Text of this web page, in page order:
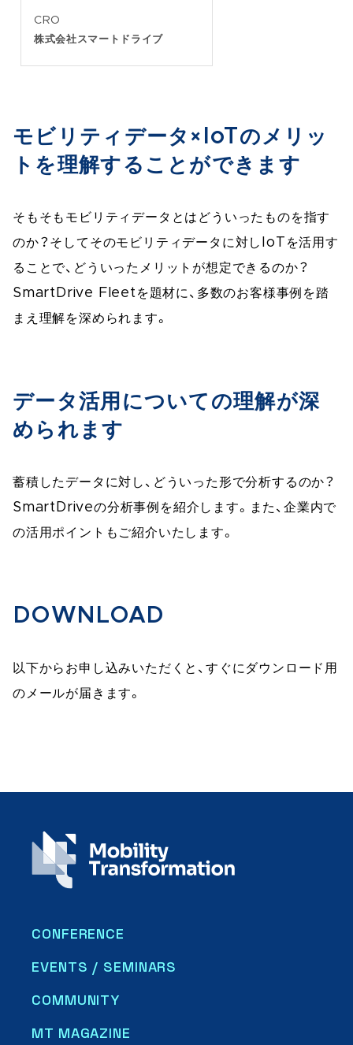
CRO
株式会社スマートドライブ
モビリティデータ×IoTのメリッ
トを理解することができます
そもそもモビリティデータとはどういったものを指す
のか？そしてそのモビリティデータに対しIoTを活用す
ることで、どういったメリットが想定できるのか？
SmartDrive Fleetを題材に、多数のお客様事例を踏
まえ理解を深められます。
データ活用についての理解が深
められます
蓄積したデータに対し、どういった形で分析するのか？
SmartDriveの分析事例を紹介します。また、企業内で
の活用ポイントもご紹介いたします。
DOWNLOAD
以下からお申し込みいただくと、すぐにダウンロード用
のメールが届きます。
CONFERENCE
EVENTS / SEMINARS
COMMUNITY
MT MAGAZINE